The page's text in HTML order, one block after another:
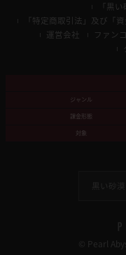
「黒
「特定商取引法」及び「
運営会社
ファン
ジャンル
課金形態
対象
黒い砂漠 -
© Pearl